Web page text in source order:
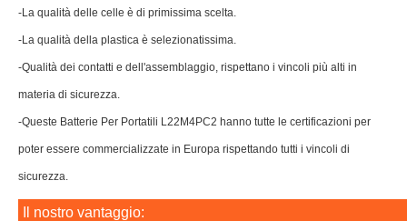
-La qualità delle celle è di primissima scelta.
-La qualità della plastica è selezionatissima.
-Qualità dei contatti e dell'assemblaggio, rispettano i vincoli più alti in
materia di sicurezza.
-Queste Batterie Per Portatili L22M4PC2 hanno tutte le certificazioni per
poter essere commercializzate in Europa rispettando tutti i vincoli di
sicurezza.
Il nostro vantaggio: